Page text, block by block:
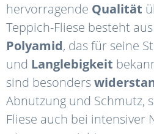
hervorragende Qualität
Teppich-Fliese besteht
Polyamid, das für seine
und Langlebigkeit
sind besonders
Abnutzung und Schmutz,
Fliese auch bei intensiver